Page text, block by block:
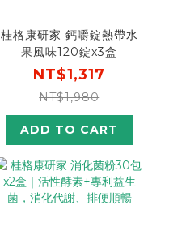
桂格康研家 鈣嚼錠熱帶水
果風味120錠x3盒
NT$1,317
NT$1,980
ADD TO CART